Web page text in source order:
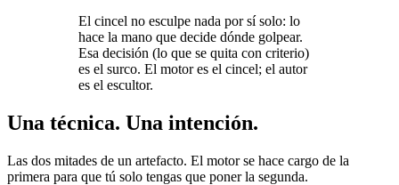
El cincel no esculpe nada por sí solo: lo
hace la mano que decide dónde golpear.
Esa decisión (lo que se quita con criterio)
es el surco. El motor es el cincel; el autor
es el escultor.
Una técnica. Una intención.
Las dos mitades de un artefacto. El motor se hace cargo de la
primera para que tú solo tengas que poner la segunda.